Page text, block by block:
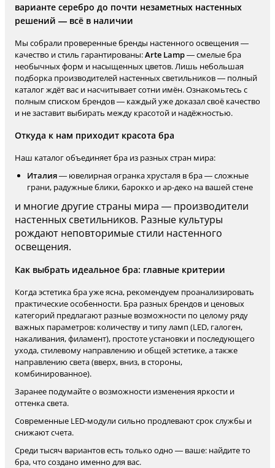
варианте серебро до почти незаметных настенных
решений — всё в наличии
Мы собрали проверенные бренды настенного освещения —
качество и стиль гарантированы:Arte Lamp— смелые бра
необычных форм и насыщенных цветов. Лишь небольшая
подборка производителей настенных светильников — полный
каталог ждёт вас и насчитывает сотни имён. Ознакомьтесь с
полным списком брендов — каждый уже доказал своё качество
и не заставит выбирать между красотой и надёжностью.
Откуда к нам приходит красота бра
Наш каталог объединяет бра из разных стран мира:
Италия— ювелирная огранка хрусталя в бра — сложные
грани, радужные блики, барокко и ар-деко на вашей стене
и многие другие страны мира — производители
настенных светильников. Разные культуры
рождают неповторимые стили настенного
освещения.
Как выбрать идеальное бра: главные критерии
Когда эстетика бра уже ясна, рекомендуем проанализировать
практические особенности. Бра разных брендов и ценовых
категорий предлагают разные возможности по целому ряду
важных параметров: количеству и типу ламп (LED, галоген,
накаливания, филамент), простоте установки и последующего
ухода, стилевому направлению и общей эстетике, а также
направлению света (вверх, вниз, в стороны,
комбинированное).
Заранее подумайте о возможности изменения яркости и
оттенка света.
Современные LED-модули сильно продлевают срок службы и
снижают счета.
Среди тысяч вариантов есть только одно — ваше: найдите то
бра, что создано именно для вас.